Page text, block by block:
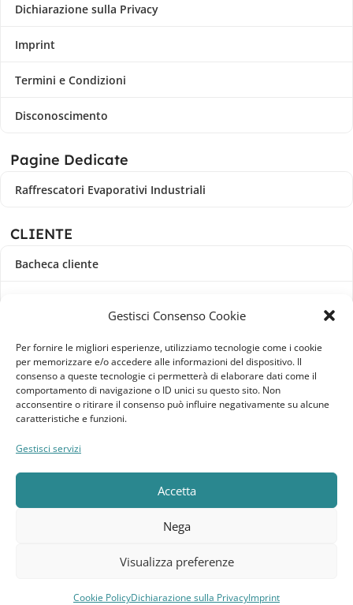
Gestisci Consenso Cookie
Per fornire le migliori esperienze, utilizziamo tecnologie come i cookie
per memorizzare e/o accedere alle informazioni del dispositivo. Il
consenso a queste tecnologie ci permetterà di elaborare dati come il
comportamento di navigazione o ID unici su questo sito. Non
acconsentire o ritirare il consenso può influire negativamente su alcune
caratteristiche e funzioni.
Gestisci servizi
Accetta
Nega
Visualizza preferenze
Cookie PolicyDichiarazione sulla PrivacyImprint
Dichiarazione sulla Privacy
Imprint
Termini e Condizioni
Disconoscimento
Pagine Dedicate
Raffrescatori Evaporativi Industriali
CLIENTE
Bacheca cliente
Indirizzi
Metodi di pagamento
Lista dei desideri
Realizzato da